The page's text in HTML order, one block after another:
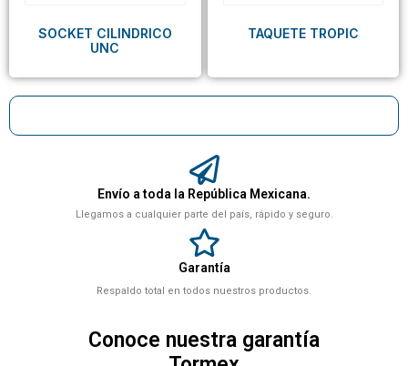
Envío a toda la República Mexicana.
Llegamos a cualquier parte del país, rápido y seguro.
Garantía
Respaldo total en todos nuestros productos.
Conoce nuestra garantía
SOCKET CILINDRICO
UNC
TAQUETE TROPIC